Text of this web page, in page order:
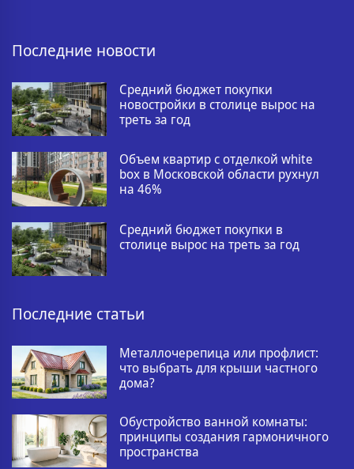
Последние новости
Средний бюджет покупки
новостройки в столице вырос на
треть за год
Объем квартир с отделкой white
box в Московской области рухнул
на 46%
Средний бюджет покупки в
столице вырос на треть за год
Последние статьи
Металлочерепица или профлист:
что выбрать для крыши частного
дома?
Обустройство ванной комнаты:
принципы создания гармоничного
пространства